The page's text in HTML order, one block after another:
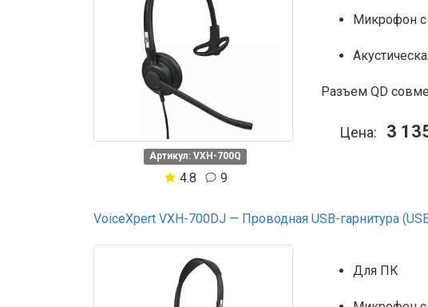
Артикул: VXH-700Q
4.8 9
Микрофон
Разъем QD
Цена: 3
VoiceXpert VXH-700DJ — Проводная USB-гарнитура
Для ПК